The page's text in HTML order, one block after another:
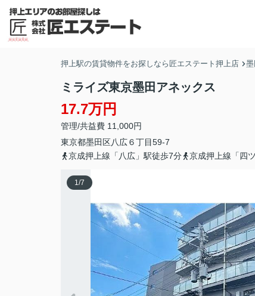
押上駅の賃貸物件をお探しなら匠エステート押上店
ミライズ東京墨田アネックス
17.7万円
管理/共益費 11,000円
東京都墨田区八広６丁目59-7
京成押上線「八広」駅徒歩7分
京成押上線「四
1/7